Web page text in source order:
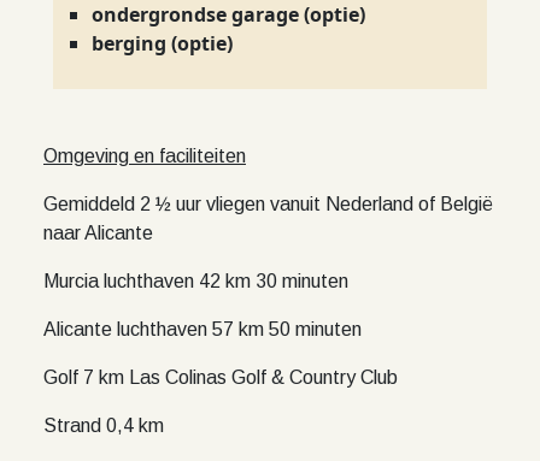
ondergrondse garage (optie)
berging (optie)
Omgeving en faciliteiten
Gemiddeld 2 ½ uur vliegen vanuit Nederland of België
naar Alicante
Murcia luchthaven 42 km 30 minuten
Alicante luchthaven 57 km 50 minuten
Golf 7 km Las Colinas Golf & Country Club
Strand 0,4 km